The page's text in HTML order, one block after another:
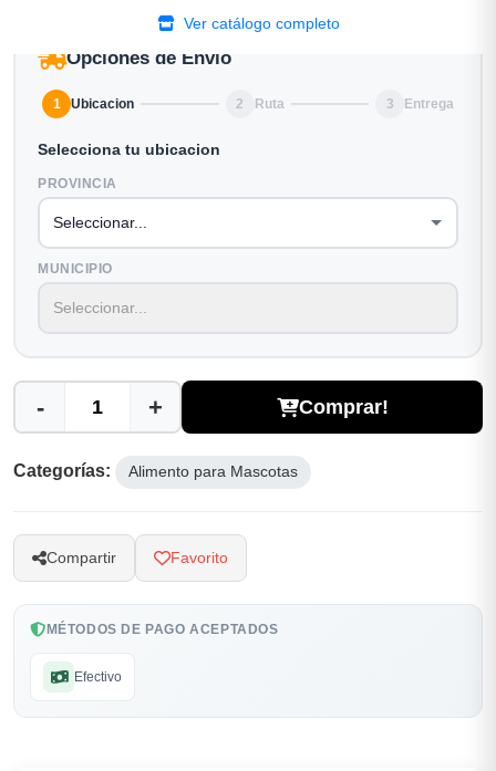
Ver catálogo completo
Opciones de Envio
1 Ubicacion 2 Ruta 3 Entrega
Selecciona tu ubicacion
PROVINCIA
MUNICIPIO
- + Comprar!
Categorías: Alimento para Mascotas
Compartir Favorito
MÉTODOS DE PAGO ACEPTADOS
Efectivo